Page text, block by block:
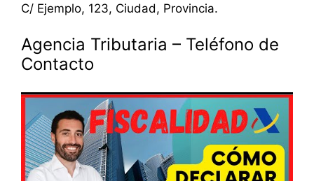
C/ Ejemplo, 123, Ciudad, Provincia.
Agencia Tributaria – Teléfono de
Contacto